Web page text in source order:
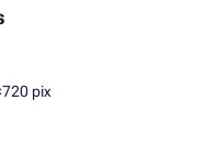
pix